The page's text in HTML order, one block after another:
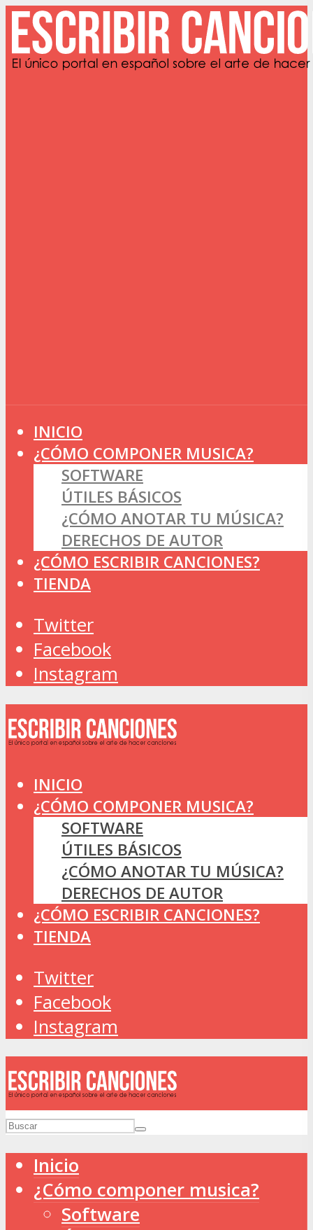
INICIO
¿CÓMO COMPONER MUSICA?
SOFTWARE
ÚTILES BÁSICOS
¿CÓMO ANOTAR TU MÚSICA?
DERECHOS DE AUTOR
¿CÓMO ESCRIBIR CANCIONES?
TIENDA
Twitter
Facebook
Instagram
INICIO
¿CÓMO COMPONER MUSICA?
SOFTWARE
ÚTILES BÁSICOS
¿CÓMO ANOTAR TU MÚSICA?
DERECHOS DE AUTOR
¿CÓMO ESCRIBIR CANCIONES?
TIENDA
Twitter
Facebook
Instagram
Inicio
¿Cómo componer musica?
Software